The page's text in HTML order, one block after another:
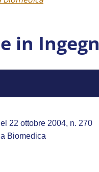
in
22 ottobre 2004, n. 270
Biomedica